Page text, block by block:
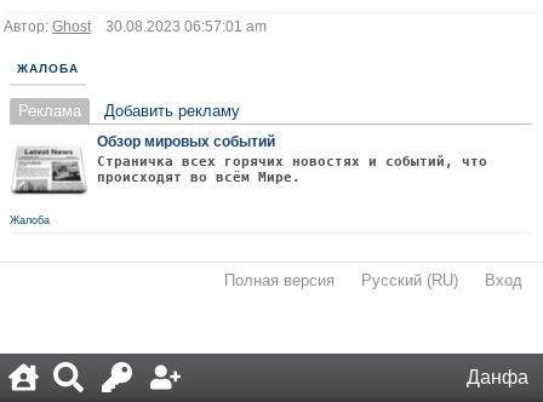
Данфа
Автор: Ghost30.08.2023 06:57:01 am
ЖАЛОБА
Реклама Добавить рекламу
Обзор мировых событий
Страничка всех горячих новостях и событий, что
происходят во всём Мире.
Жалоба
Полная версия Русский (RU) Вход